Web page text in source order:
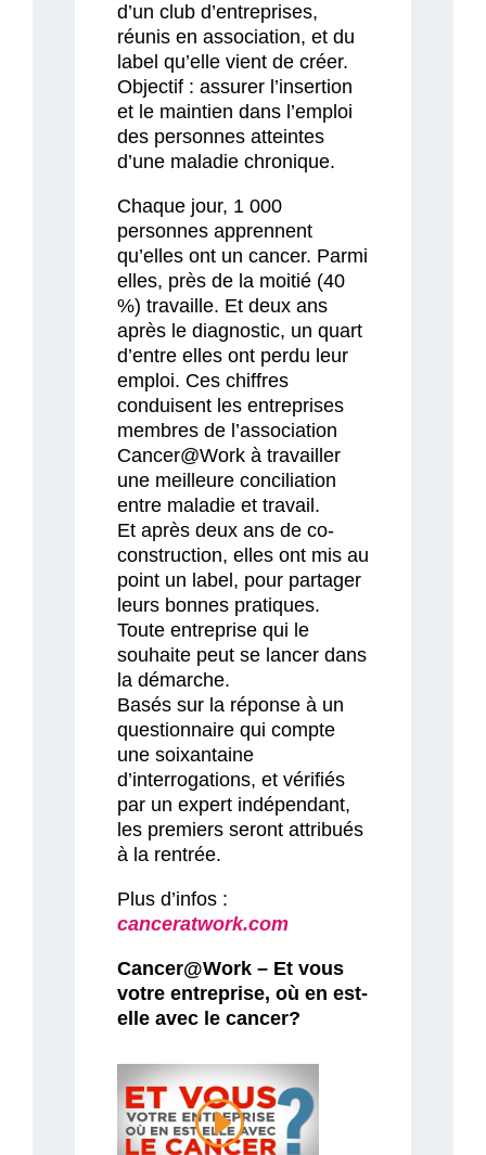
d’un club d’entreprises,
réunis en association, et du
label qu’elle vient de créer.
Objectif : assurer l’insertion
et le maintien dans l’emploi
des personnes atteintes
d’une maladie chronique.
Chaque jour, 1 000
personnes apprennent
qu’elles ont un cancer. Parmi
elles, près de la moitié (40
%) travaille. Et deux ans
après le diagnostic, un quart
d’entre elles ont perdu leur
emploi. Ces chiffres
conduisent les entreprises
membres de l’association
Cancer@Work à travailler
une meilleure conciliation
entre maladie et travail.
Et après deux ans de co-
construction, elles ont mis au
point un label, pour partager
leurs bonnes pratiques.
Toute entreprise qui le
souhaite peut se lancer dans
la démarche.
Basés sur la réponse à un
questionnaire qui compte
une soixantaine
d’interrogations, et vérifiés
par un expert indépendant,
les premiers seront attribués
à la rentrée.
Plus d’infos :
canceratwork.com
Cancer@Work – Et vous
votre entreprise, où en est-
elle avec le cancer?